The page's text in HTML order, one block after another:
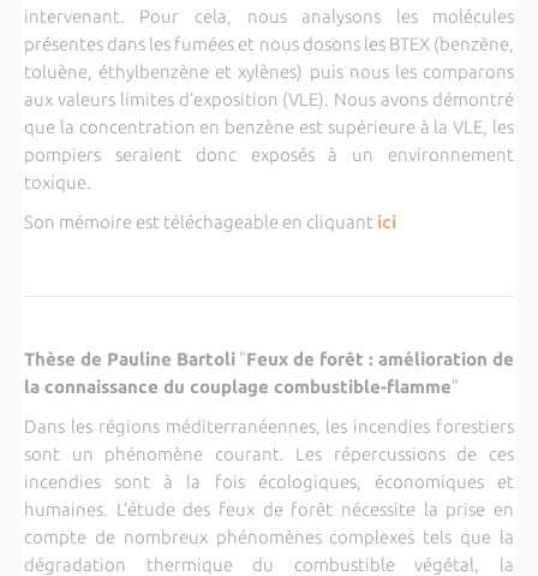
intervenant. Pour cela, nous analysons les molécules
présentes dans les fumées et nous dosons les BTEX (benzène,
toluène, éthylbenzène et xylènes) puis nous les comparons
aux valeurs limites d’exposition (VLE). Nous avons démontré
que la concentration en benzène est supérieure à la VLE, les
pompiers seraient donc exposés à un environnement
toxique.
Son mémoire est téléchageable en cliquant ici
Thèse de Pauline Bartoli"Feux de forêt : amélioration de
la connaissance du couplage combustible-flamme"
Dans les régions méditerranéennes, les incendies forestiers
sont un phénomène courant. Les répercussions de ces
incendies sont à la fois écologiques, économiques et
humaines. L’étude des feux de forêt nécessite la prise en
compte de nombreux phénomènes complexes tels que la
dégradation thermique du combustible végétal, la